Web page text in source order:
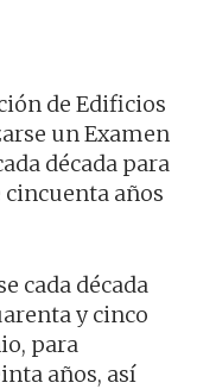
de Edificios
un Examen
década para
años
cada década
y cinco
para
años, así